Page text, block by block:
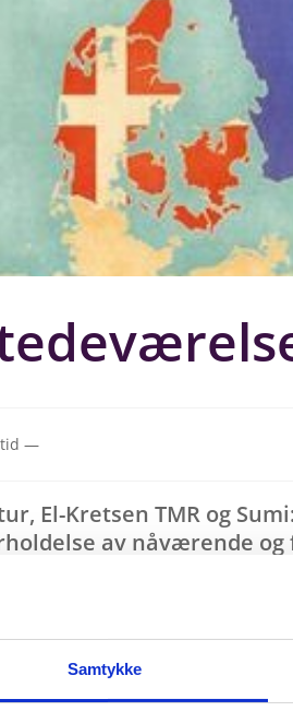
Samtykke
—
El-Kretsen TMR og
av nåværende
El-Kretsen, TMR,
tekstiler og all
av